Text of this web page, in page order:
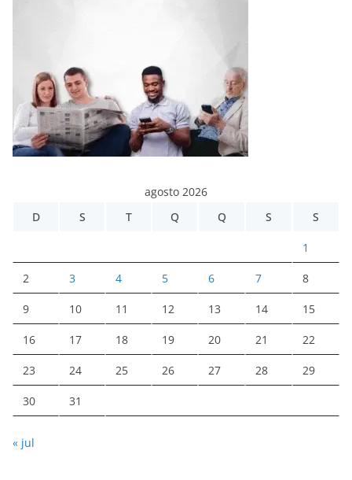
agosto 2026
D
S T Q Q S S
1
2 3 4 5 6 7 8
9 10 11 12 13 14 15
16 17 18 19 20 21 22
23 24 25 26 27 28 29
30 31
« jul